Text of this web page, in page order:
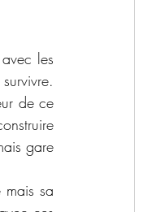
les
de ce
gare
sa